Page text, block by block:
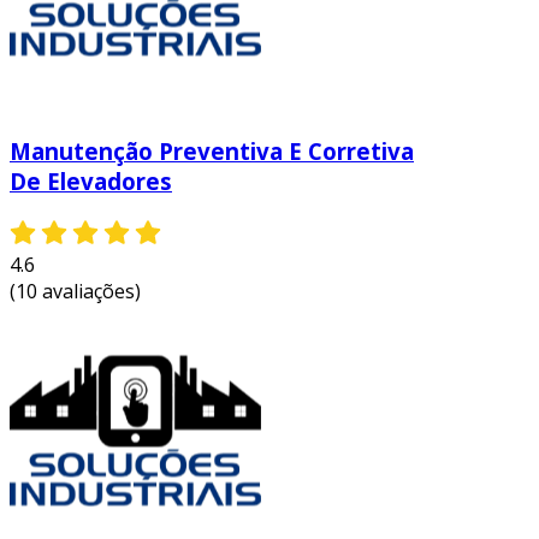
contribuindo para a segurança dos
ocupantes.
seu valor de mercado e atratividade para
locação.
ambientes bem cuidados proporcionam
saudável para seus usuários.
revela uma estratégia crucial para quem deseja
garantir a longevidade das edificações e a
segurança de seus ocupantes.
entre em contato e solicite um orçamento
personalizado!
Manutenção Preventiva E Corretiva
De Elevadores
4.6
(10 avaliações)